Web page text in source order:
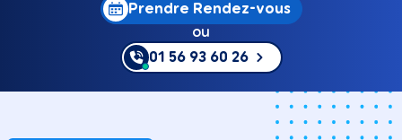
Prendre Rendez-vous
ou
01 56 93 60 26